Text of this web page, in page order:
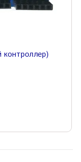
контроллер)